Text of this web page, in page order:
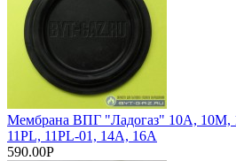
Мембрана ВПГ "Ладогаз" 10А, 10М,
11PL, 11PL-01, 14А, 16А
590.00Р